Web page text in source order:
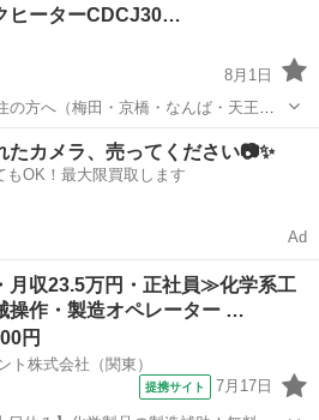
ヒーターCDCJ30…
8月1日
の方へ（梅田・京橋・なんば・天王寺
こでもお取引可能です。 堺・高槻・茨
季節、空調家電 CDCJ
たカメラ、売ってください📷✨
もOK！最大限買取します
Ad
収23.5万円・正社員≫化学系工
操作・製造オペレーター …
円
ト株式会社（関東）
提携サイト 7月17日